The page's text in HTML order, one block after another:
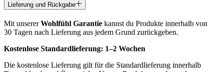
Lieferung und Rückgabe
Mit unsererWohlfühl Garantie kannst du Produkte innerhalb von
30 Tagen nach Lieferung aus jedem Grund zurückgeben.
Kostenlose Standardlieferung: 1–2 Wochen
Die kostenlose Lieferung gilt für die Standardlieferung innerhalb